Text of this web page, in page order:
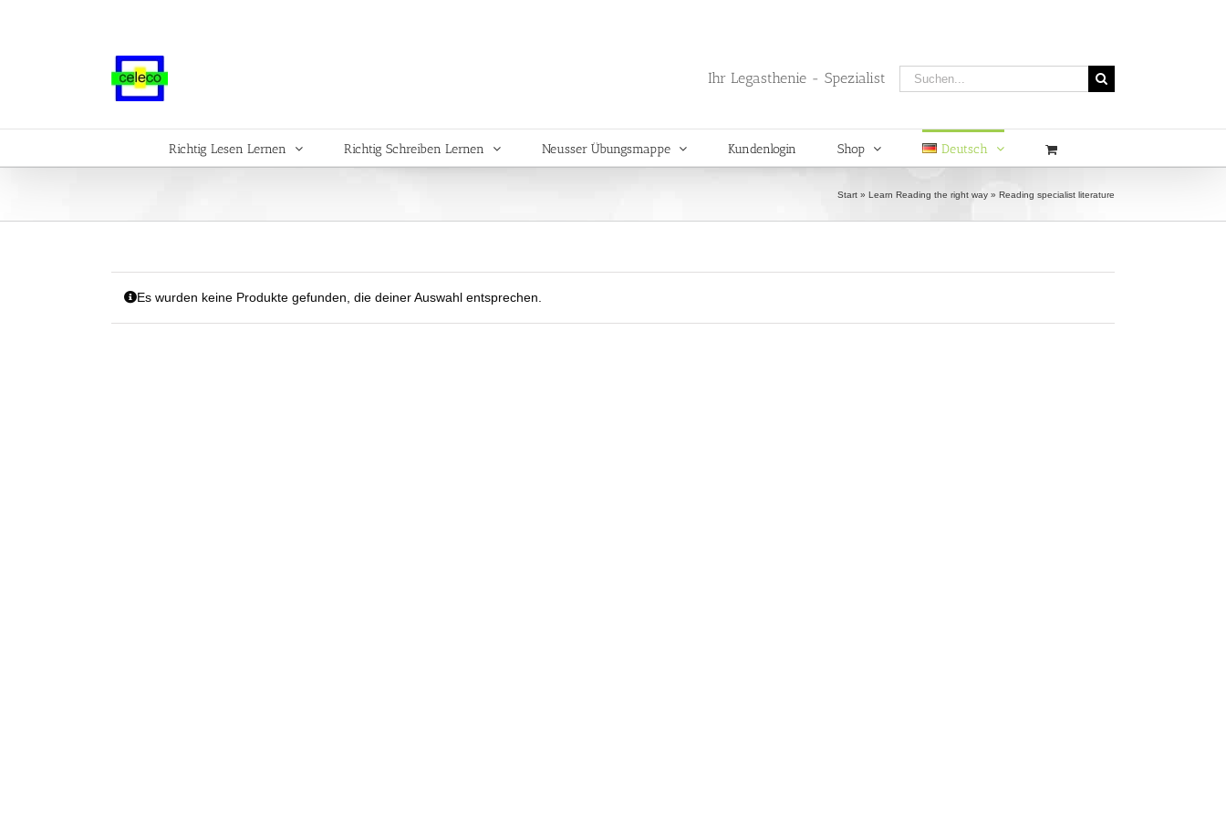
Ihr Legasthenie - Spezialist
Suche
nach:
Richtig Lesen Lernen Richtig Schreiben Lernen Neusser Übungsmappe Kundenlogin Shop Deutsch
Start » Learn Reading the right way » Reading specialist literature
Es wurden keine Produkte gefunden, die deiner Auswahl entsprechen.